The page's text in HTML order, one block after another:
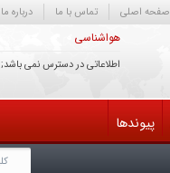
صفحه اصلی تماس با ما درباره ما
هواشناسی
اطلاعاتی در دسترس نمی باشد;
پیوندها